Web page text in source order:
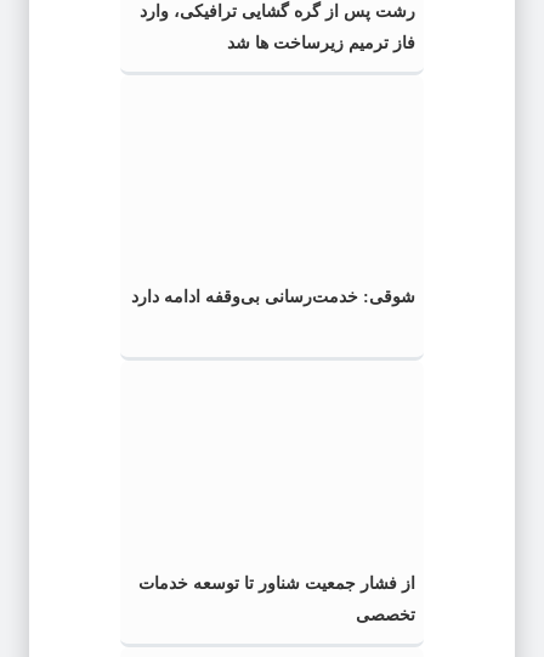
رشت پس از گره گشایی ترافیکی، وارد
فاز ترمیم زیرساخت ها شد
شوقی: خدمت‌رسانی بی‌وقفه ادامه دارد
از فشار جمعیت شناور تا توسعه خدمات
تخصصی